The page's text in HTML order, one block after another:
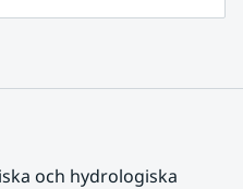
och hydrologiska